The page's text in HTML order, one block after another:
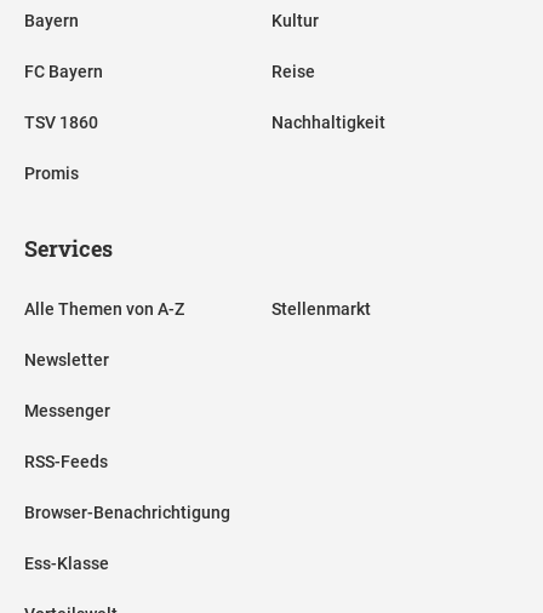
Bayern
FC Bayern
TSV 1860
Promis
Kultur
Reise
Nachhaltigkeit
Services
Alle Themen von A-Z
Newsletter
Messenger
RSS-Feeds
Browser-Benachrichtigung
Ess-Klasse
Stellenmarkt